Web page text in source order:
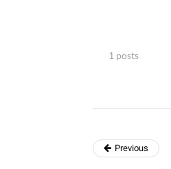
1 posts
Previous